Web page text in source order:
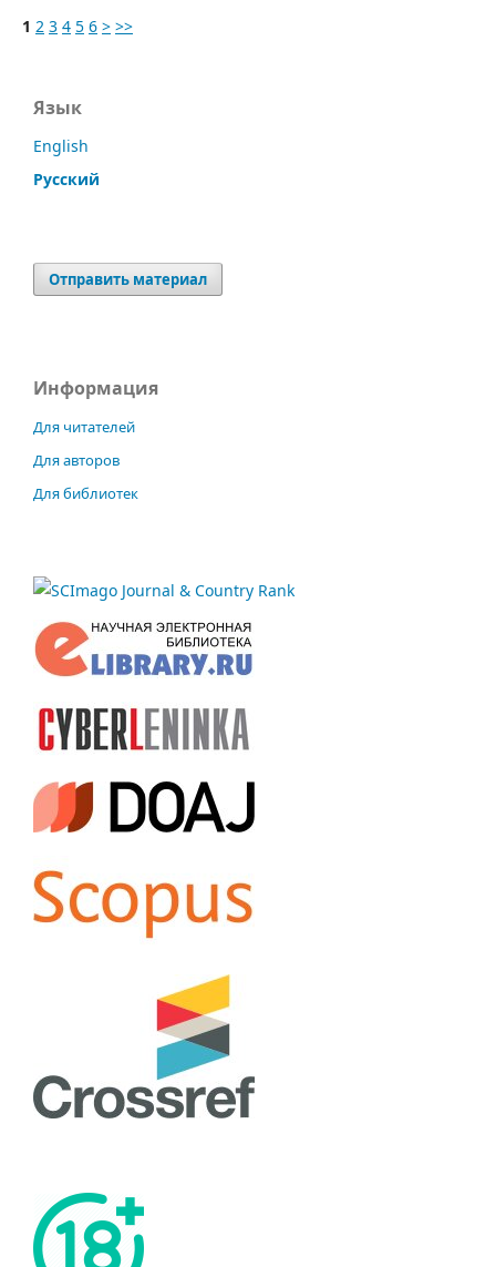
1 2 3 4 5 6 > >>
Язык
English
Русский
Отправить материал
Информация
Для читателей
Для авторов
Для библиотек